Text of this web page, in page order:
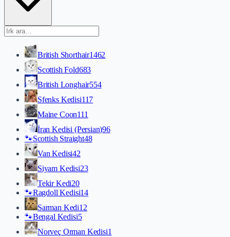
British Shorthair1462
Scottish Fold683
British Longhair554
Sfenks Kedisi117
Maine Coon111
İran Kedisi (Persian)96
🐾Scottish Straight48
Van Kedisi42
Siyam Kedisi23
Tekir Kedi20
🐾Ragdoll Kedisi14
Sarman Kedi12
🐾Bengal Kedisi5
Norveç Orman Kedisi1